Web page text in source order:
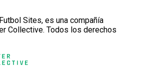
Sites, es una compañía
Collective. Todos los derechos